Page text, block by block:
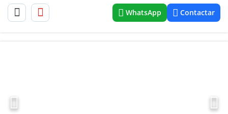
WhatsApp Contactar